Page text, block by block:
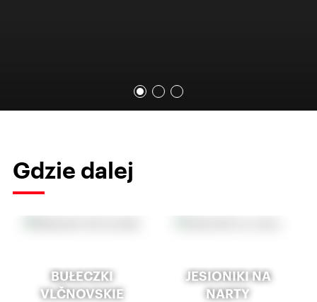
Gdzie dalej
BUŁECZKI
VLČNOVSKIE
JESIONIKI NA
NARTY